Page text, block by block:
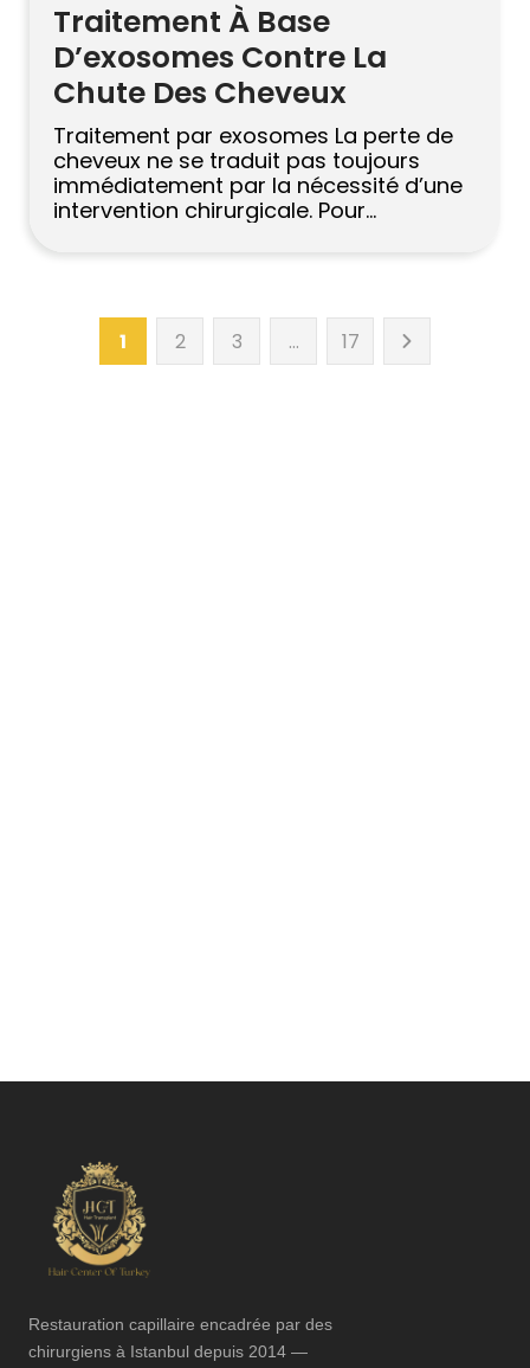
Traitement À Base
D’exosomes Contre La
Chute Des Cheveux
Traitement par exosomes La perte de
cheveux ne se traduit pas toujours
immédiatement par la nécessité d’une
intervention chirurgicale. Pour
étape est marquée par la perplexité.
la chute de cheveux sous la douche,
une perte de densité devant le miroir,
ou un cuir chevelu qui […]
1 2 3 … 17
Restauration capillaire encadrée par des
chirurgiens à Istanbul depuis 2014 —